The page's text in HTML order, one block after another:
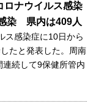
ロナウイルス感染
染 県内は409人
ス感染症に10日から
たと発表した。周南
続して9保健所管内